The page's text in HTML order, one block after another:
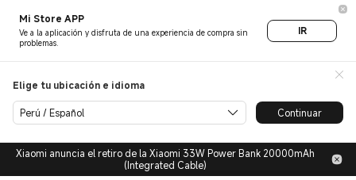
Mi Store APP
Ve a la aplicación y disfruta de una experiencia de compra sin
problemas.
IR
Elige tu ubicación e idioma
Perú / Español Continuar
Xiaomi anuncia el retiro de la Xiaomi 33W Power Bank 20000mAh
(Integrated Cable)